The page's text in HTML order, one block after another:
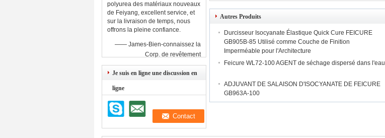
polyurea des matériaux nouveaux
de Feiyang, excellent service, et
sur la livraison de temps, nous
offrons la pleine confiance.
—— James-Bien-connaissez la
Corp. de revêtement
Je suis en ligne une discussion en
ligne
Autres Produits
Durcisseur Isocyanate Élastique Quick Cure FEICURE
GB905B-85 Utilisé comme Couche de Finition
Imperméable pour l'Architecture
Feicure WL72-100 AGENT de séchage dispersé dans l'eau
ADJUVANT DE SALAISON D'ISOCYANATE DE FEICURE
GB963A-100